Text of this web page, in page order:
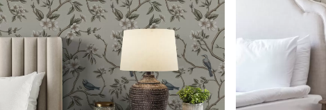
Стандарт
748449грн/м²
Преміум
983590 /м²